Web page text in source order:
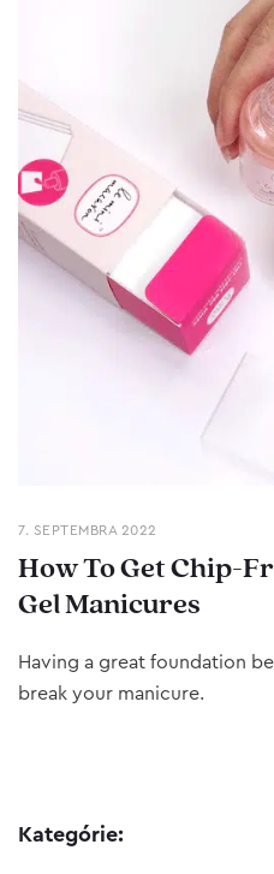
7. SEPTEMBRA 2022
How To Get Chip-
Gel Manicures
Having a great foundation
break your manicure.
Kategórie: